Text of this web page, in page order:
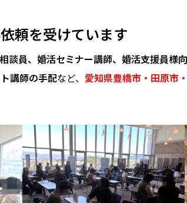
頼を受けています
談員、婚活セミナー講師、婚活支援員様
講師の手配など、 愛知県豊橋市・田原市